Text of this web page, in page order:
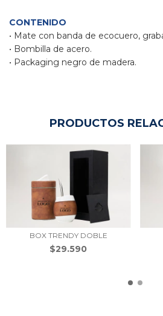
CONTENIDO
• Mate con banda de ecocuero,
• Bombilla de acero.
• Packaging negro de madera.
PRODUCTOS
BOX TRENDY DOBLE
$29.590